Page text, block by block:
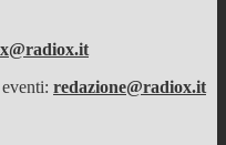
redazione@radiox.it